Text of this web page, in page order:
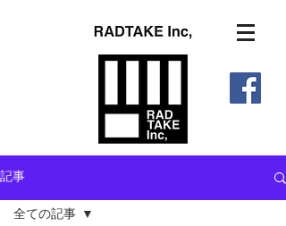
記事
全ての記事